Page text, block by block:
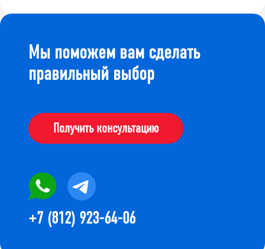
Мы поможем вам сделать
правильный выбор
Получить консультацию
+7 (812) 923-64-06